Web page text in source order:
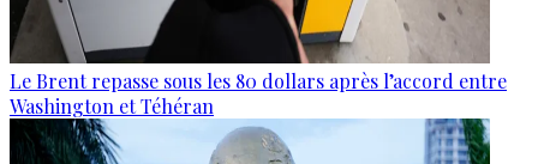
Le Brent repasse sous les 80 dollars après l’accord entre
Washington et Téhéran